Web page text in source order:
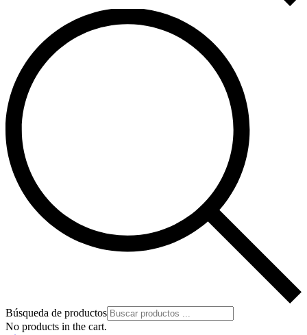
Búsqueda de productos
No products in the cart.